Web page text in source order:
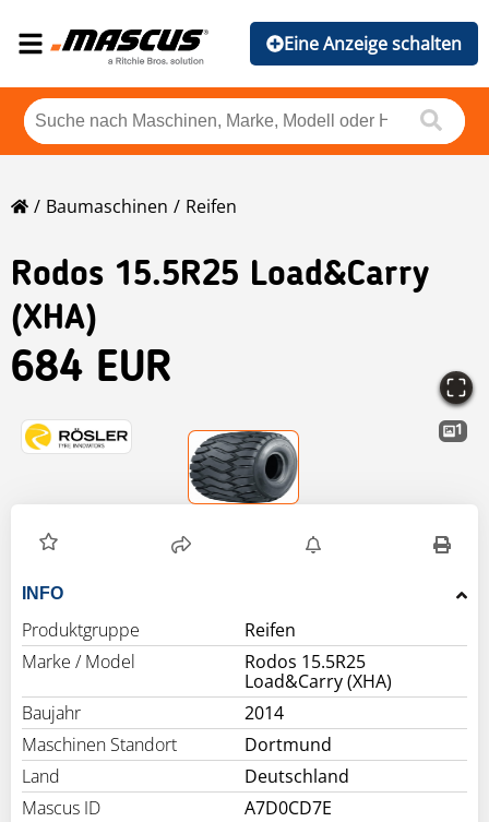
Eine Anzeige schalten
Baumaschinen Reifen
Rodos 15.5R25 Load&Carry
(XHA)
684 EUR
1
INFO
Produktgruppe
Reifen
Marke / Model
Rodos 15.5R25
Load&Carry (XHA)
Baujahr
2014
Maschinen Standort
Dortmund
Land
Deutschland
Mascus ID
A7D0CD7E